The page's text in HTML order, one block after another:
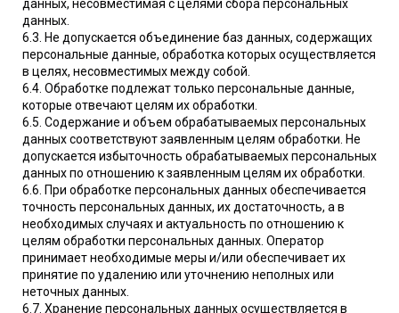
данных, несовместимая с целями сбора персональных
данных.
6.3. Не допускается объединение баз данных, содержащих
персональные данные, обработка которых осуществляется
в целях, несовместимых между собой.
6.4. Обработке подлежат только персональные данные,
которые отвечают целям их обработки.
6.5. Содержание и объем обрабатываемых персональных
данных соответствуют заявленным целям обработки. Не
допускается избыточность обрабатываемых персональных
данных по отношению к заявленным целям их обработки.
6.6. При обработке персональных данных обеспечивается
точность персональных данных, их достаточность, а в
необходимых случаях и актуальность по отношению к
целям обработки персональных данных. Оператор
принимает необходимые меры и/или обеспечивает их
принятие по удалению или уточнению неполных или
неточных данных.
6.7. Хранение персональных данных осуществляется в